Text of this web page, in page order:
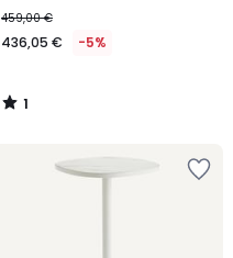
459,00 €
436,05 € -5%
1
/